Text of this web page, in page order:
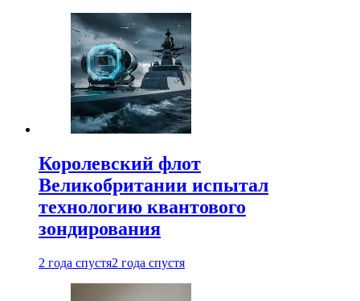
Королевский флот
Великобритании испытал
технологию квантового
зондирования
2 года спустя2 года спустя